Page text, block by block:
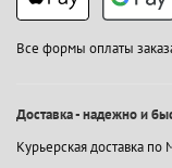
Все формы оплаты
Доставка - надежно и
Курьерская доставка по